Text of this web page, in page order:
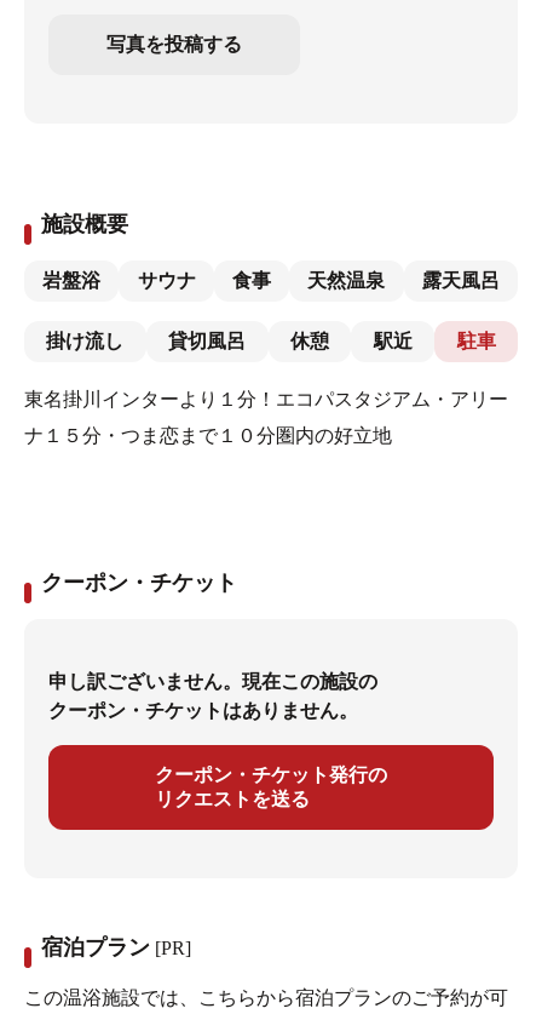
写真を投稿する
施設概要
岩盤浴 サウナ 食事 天然温泉 露天風呂
掛け流し 貸切風呂 休憩 駅近 駐車
東名掛川インターより１分！エコパスタジアム・アリー
ナ１５分・つま恋まで１０分圏内の好立地
クーポン・チケット
申し訳ございません。現在この施設の
クーポン・チケットはありません。
クーポン・チケット発行の
リクエストを送る
宿泊プラン [PR]
この温浴施設では、こちらから宿泊プランのご予約が可